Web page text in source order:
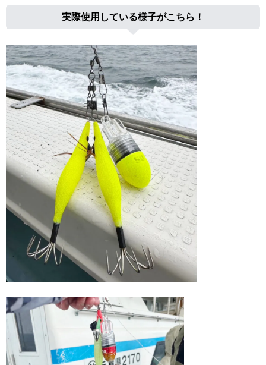
実際使用している様子がこちら！